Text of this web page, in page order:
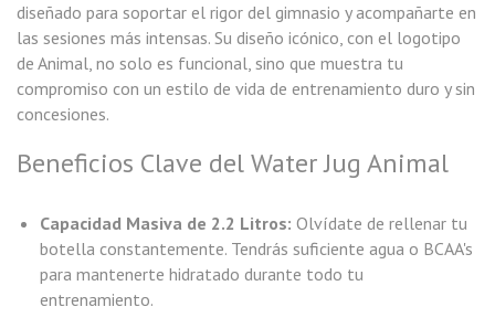
diseñado para soportar el rigor del gimnasio y acompañarte en
las sesiones más intensas. Su diseño icónico, con el logotipo
de Animal, no solo es funcional, sino que muestra tu
compromiso con un estilo de vida de entrenamiento duro y sin
concesiones.
Beneficios Clave del Water Jug Animal
Capacidad Masiva de 2.2 Litros: Olvídate de rellenar tu
botella constantemente. Tendrás suficiente agua o BCAA's
para mantenerte hidratado durante todo tu
entrenamiento.